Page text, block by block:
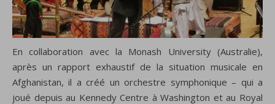
En collaboration avec la Monash University (Australie),
après un rapport exhaustif de la situation musicale en
Afghanistan, il a créé un orchestre symphonique – qui a
joué depuis au Kennedy Centre à Washington et au Royal